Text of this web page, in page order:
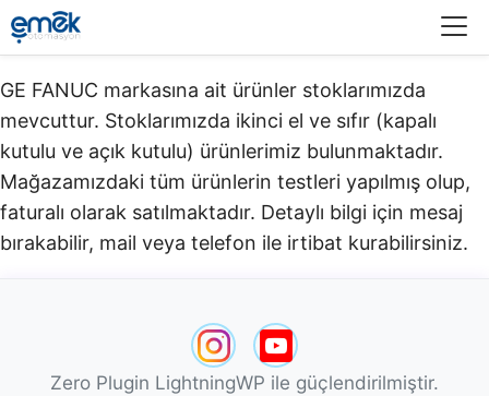
GE FANUC markasına ait ürünler stoklarımızda
mevcuttur. Stoklarımızda ikinci el ve sıfır (kapalı
kutulu ve açık kutulu) ürünlerimiz bulunmaktadır.​
Mağazamızdaki tüm ürünlerin testleri yapılmış olup,
faturalı olarak satılmaktadır. Detaylı bilgi için mesaj
bırakabilir, mail veya telefon ile irtibat kurabilirsiniz.
Zero Plugin LightningWP ile güçlendirilmiştir.